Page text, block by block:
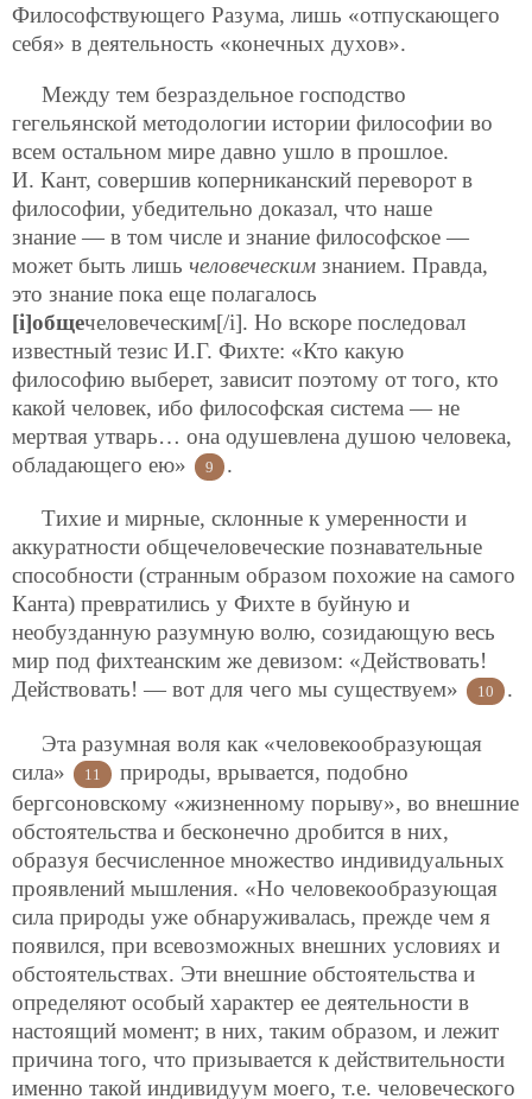
Философствующего Разума, лишь «отпускающего
себя» в деятельность «конечных духов».
Между тем безраздельное господство
гегельянской методологии истории философии во
всем остальном мире давно ушло в прошлое.
И. Кант, совершив коперниканский переворот в
философии, убедительно доказал, что наше
знание — в том числе и знание философское —
может быть лишь человеческим знанием. Правда,
это знание пока еще полагалось
[i]общечеловеческим[/i]. Но вскоре последовал
известный тезис И.Г. Фихте: «Кто какую
философию выберет, зависит поэтому от того, кто
какой человек, ибо философская система — не
мертвая утварь… она одушевлена душою человека,
обладающего ею»
9 .
Тихие и мирные, склонные к умеренности и
аккуратности общечеловеческие познавательные
способности (странным образом похожие на самого
Канта) превратились у Фихте в буйную и
необузданную разумную волю, созидающую весь
мир под фихтеанским же девизом: «Действовать!
Действовать! — вот для чего мы существуем»
10 .
Эта разумная воля как «человекообразующая
сила»
11
природы, врывается, подобно
бергсоновскому «жизненному порыву», во внешние
обстоятельства и бесконечно дробится в них,
образуя бесчисленное множество индивидуальных
проявлений мышления. «Но человекообразующая
сила природы уже обнаруживалась, прежде чем я
появился, при всевозможных внешних условиях и
обстоятельствах. Эти внешние обстоятельства и
определяют особый характер ее деятельности в
настоящий момент; в них, таким образом, и лежит
причина того, что призывается к действительности
именно такой индивидуум моего, т.е. человеческого